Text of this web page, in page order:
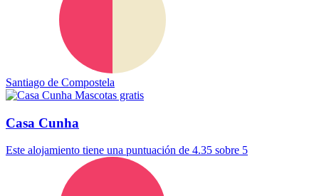
Santiago de Compostela
Mascotas gratis
Casa Cunha
Este alojamiento tiene una puntuación de 4.35 sobre 5